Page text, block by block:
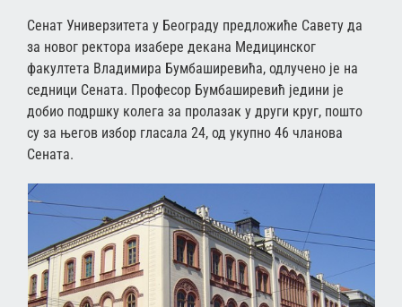
Сенат Универзитета у Београду предложиће Савету да
за новог ректора изабере декана Медицинског
факултета Владимира Бумбаширевића, одлучено је на
седници Сената. Професор Бумбаширевић једини је
добио подршку колега за пролазак у други круг, пошто
су за његов избор гласала 24, од укупно 46 чланова
Сената.